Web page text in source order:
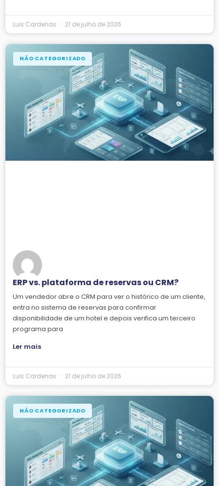
Luis Cardenas 21 de julho de 2026
NÃO CATEGORIZADO
ERP vs. plataforma de reservas ou CRM?
Um vendedor abre o CRM para ver o histórico de um cliente,
entra no sistema de reservas para confirmar
disponibilidade de um hotel e depois verifica um terceiro
programa para
Ler mais
Luis Cardenas 21 de julho de 2026
NÃO CATEGORIZADO